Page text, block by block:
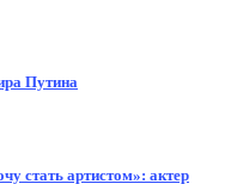
Путина
стать артистом»: актер